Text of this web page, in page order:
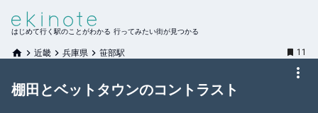
はじめて行く駅のことがわかる 行ってみたい街が見つかる
近畿 兵庫県 笹部駅 11
棚田とベットタウンのコントラスト